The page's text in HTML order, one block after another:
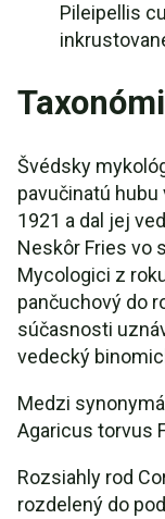
Pileipellis
Švédsky
pavučinatú
1921 a dal jej
Neskôr Fries vo
Mycologici z
pančuchový do
súčasnosti
vedecký
Medzi
Agaricus torvus
Rozsiahly rod
rozdelený do